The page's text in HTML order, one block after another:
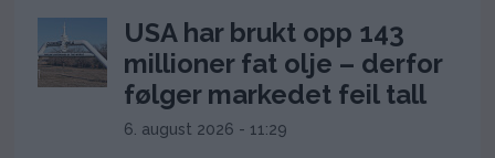
USA har brukt opp 143
millioner fat olje – derfor
følger markedet feil tall
6. august 2026 - 11:29